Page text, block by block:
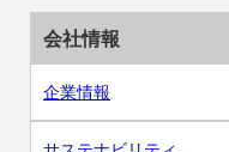
会社情報
企業情報